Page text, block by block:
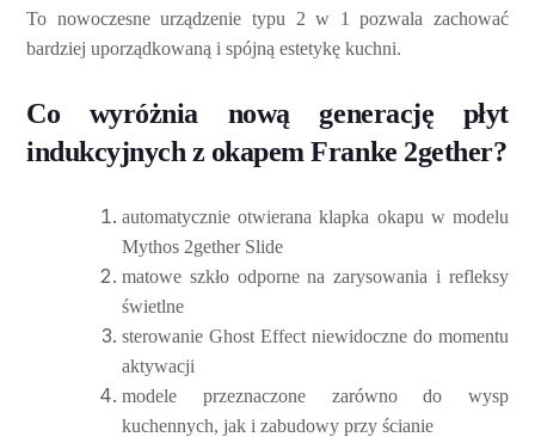
To nowoczesne urządzenie typu 2 w 1 pozwala zachować
bardziej uporządkowaną i spójną estetykę kuchni.
Co wyróżnia nową generację płyt
indukcyjnych z okapem Franke 2gether?
automatycznie otwierana klapka okapu w modelu
Mythos 2gether Slide
matowe szkło odporne na zarysowania i refleksy
świetlne
sterowanie Ghost Effect niewidoczne do momentu
aktywacji
modele przeznaczone zarówno do wysp
kuchennych, jak i zabudowy przy ścianie